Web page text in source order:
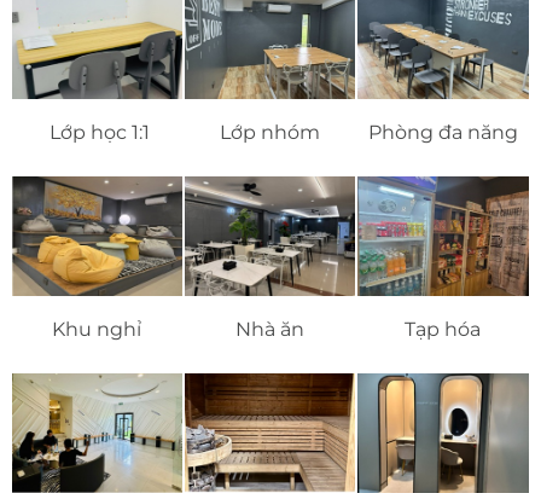
Lớp học 1:1 Lớp nhóm Phòng đa năng
Khu nghỉ Nhà ăn Tạp hóa